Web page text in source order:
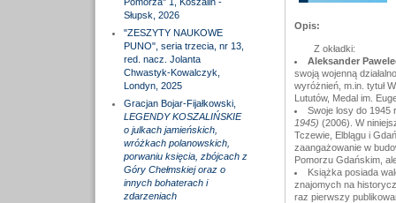
Słupsk, 2026
"ZESZYTY NAUKOWE
PUNO", seria trzecia, nr 13,
red. nacz. Jolanta
Chwastyk-Kowalczyk,
Londyn, 2025
Gracjan Bojar-Fijałkowski,
LEGENDY KOSZALIŃSKIE
o julkach jamieńskich,
wróżkach polanowskich,
porwaniu księcia, zbójcach z
Góry Chełmskiej oraz o
innych bohaterach i
zdarzeniach
Opis:
Z okładki:
Aleksander
swoją wojenną
wyróżnień, m.in. tytuł
Lututów, Medal im.
Swoje losy do 1945
1945) (2006). W
Tczewie, Elblągu i
zaangażowanie w
Pomorzu Gdańskim,
Książka posiada
znajomych na
raz pierwszy